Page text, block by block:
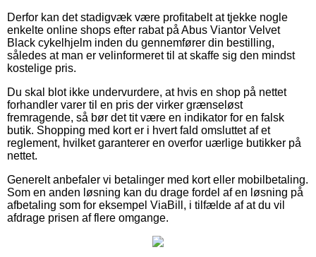
Derfor kan det stadigvæk være profitabelt at tjekke nogle
enkelte online shops efter rabat på Abus Viantor Velvet
Black cykelhjelm inden du gennemfører din bestilling,
således at man er velinformeret til at skaffe sig den mindst
kostelige pris.
Du skal blot ikke undervurdere, at hvis en shop på nettet
forhandler varer til en pris der virker grænseløst
fremragende, så bør det tit være en indikator for en falsk
butik. Shopping med kort er i hvert fald omsluttet af et
reglement, hvilket garanterer en overfor uærlige butikker på
nettet.
Generelt anbefaler vi betalinger med kort eller mobilbetaling.
Som en anden løsning kan du drage fordel af en løsning på
afbetaling som for eksempel ViaBill, i tilfælde af at du vil
afdrage prisen af flere omgange.